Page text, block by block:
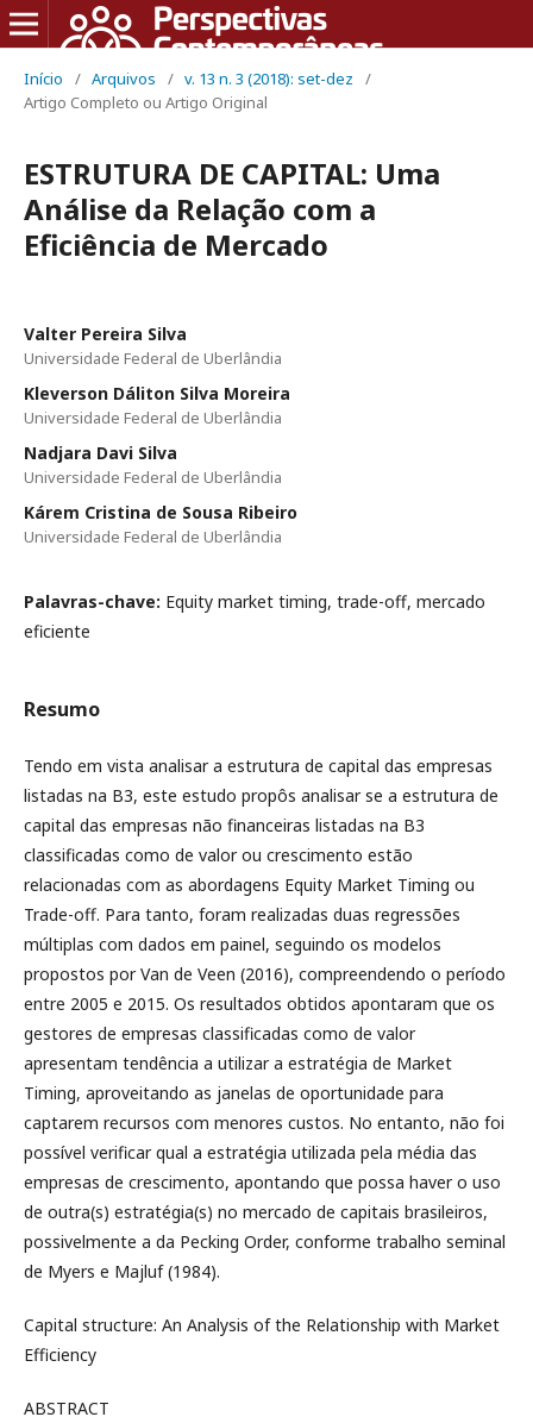
Início / Arquivos / v. 13 n. 3 (2018): set-dez
/
Artigo Completo ou Artigo Original
ESTRUTURA DE CAPITAL: Uma
Análise da Relação com a
Eficiência de Mercado
Valter Pereira Silva
Universidade Federal de Uberlândia
Kleverson Dáliton Silva Moreira
Universidade Federal de Uberlândia
Nadjara Davi Silva
Universidade Federal de Uberlândia
Kárem Cristina de Sousa Ribeiro
Universidade Federal de Uberlândia
Palavras-chave: Equity market timing, trade-off, mercado
eficiente
Resumo
Tendo em vista analisar a estrutura de capital das empresas
listadas na B3, este estudo propôs analisar se a estrutura de
capital das empresas não financeiras listadas na B3
classificadas como de valor ou crescimento estão
relacionadas com as abordagens Equity Market Timing ou
Trade-off. Para tanto, foram realizadas duas regressões
múltiplas com dados em painel, seguindo os modelos
propostos por Van de Veen (2016), compreendendo o período
entre 2005 e 2015. Os resultados obtidos apontaram que os
gestores de empresas classificadas como de valor
apresentam tendência a utilizar a estratégia de Market
Timing, aproveitando as janelas de oportunidade para
captarem recursos com menores custos. No entanto, não foi
possível verificar qual a estratégia utilizada pela média das
empresas de crescimento, apontando que possa haver o uso
de outra(s) estratégia(s) no mercado de capitais brasileiros,
possivelmente a da Pecking Order, conforme trabalho seminal
de Myers e Majluf (1984).
Capital structure: An Analysis of the Relationship with Market
Efficiency
ABSTRACT